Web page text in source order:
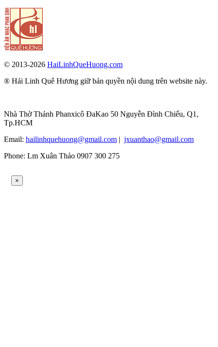
© 2013-2026 HaiLinhQueHuong.com
® Hải Linh Quê Hương giữ bản quyền nội dung trên website này.
Nhà Thờ Thánh Phanxicô ĐaKao 50 Nguyễn Đình Chiểu, Q1,
Tp.HCM
Email: hailinhquehuong@gmail.com | jxuanthao@gmail.com
Phone: Lm Xuân Thảo 0907 300 275
×